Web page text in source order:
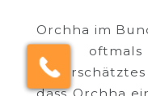
Orchha im
ein
Click
your